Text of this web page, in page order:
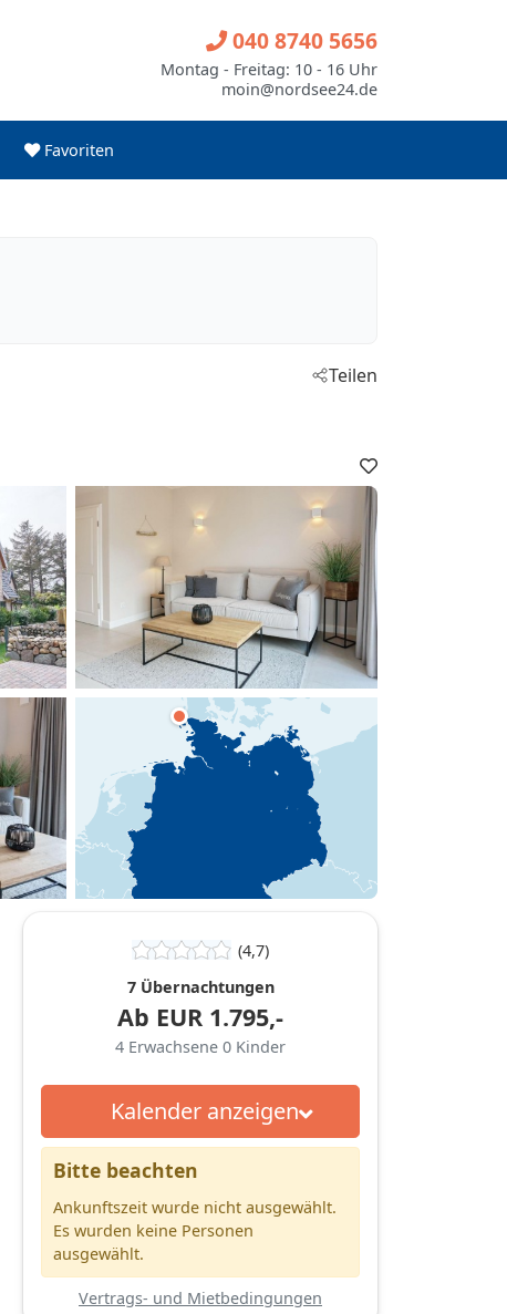
Favoriten
040 8740 5656
Montag - Freitag: 10 - 16 Uhr
moin@nordsee24.de
Teilen
(4,7)
7 Übernachtungen
Ab EUR 1.795,-
4 Erwachsene 0 Kinder
Kalender anzeigen
Bitte beachten
Ankunftszeit wurde nicht ausgewählt.
Es wurden keine Personen
ausgewählt.
Vertrags- und Mietbedingungen